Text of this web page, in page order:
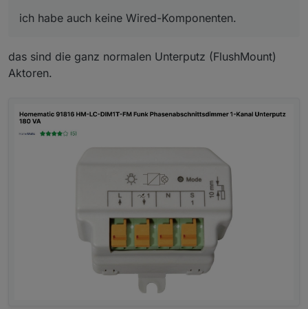
ich habe auch keine Wired-Komponenten.
das sind die ganz normalen Unterputz (FlushMount)
Aktoren.